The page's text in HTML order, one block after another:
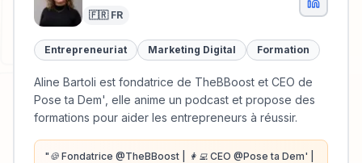
🇫🇷 FR
Entrepreneuriat Marketing Digital Formation
Aline Bartoli est fondatrice de TheBBoost et CEO de
Pose ta Dem', elle anime un podcast et propose des
formations pour aider les entrepreneurs à réussir.
" 🍪 Fondatrice @TheBBoost | 👩‍💻 CEO @Pose ta Dem' |